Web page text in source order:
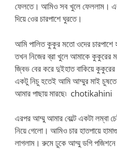
ফেলতে। আমিও সব খুলে ফেললাম।
দিয়ে ওের চারপাশে ঘুরতে।
আমি পালিত কুকুর মতো ওদের চারপাশে
তখন নিজের ব্রা খুলে আমাকে
জ্বিভ বের করে দুইহাত বাকিয়ে
একটু নিচু হতেই আমি আম্মুর মাই
আমার পাছায় মারছে৷ chotikahini
এরপর আম্মু আমার বেল্টে একটা লম্বা
নিয়ে গেলো। আমিও চার হাতপায়ে
লাগলাম। রুমে ঢুকে আম্মু ডগি পজিশনে